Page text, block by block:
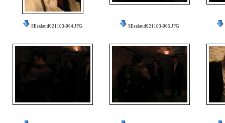
SEsalaud021103-064.JPG SEsalaud021103-065.JPG